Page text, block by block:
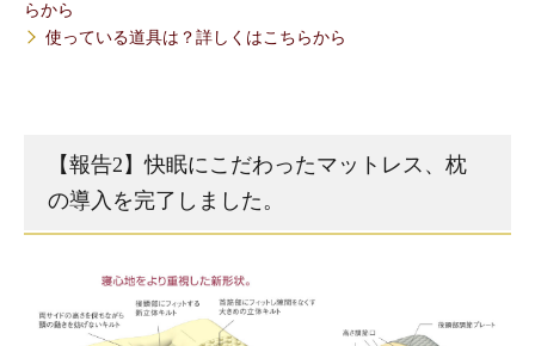
らから
使っている道具は？詳しくはこちらから
【報告2】快眠にこだわったマットレス、枕
の導入を完了しました。